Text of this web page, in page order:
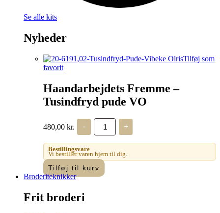
Se alle kits
Nyheder
Tilføj som
favorit
Haandarbejdets Fremme –
Tusindfryd pude VO
480,00 kr. -
Haandarbejdets
Fremme
-
Tusindfryd
pude
VO
antal
+
Bestillingsvare
Vi bestiller varen hjem til dig.
Tilføj til kurv
Broderiteknikker
Frit broderi